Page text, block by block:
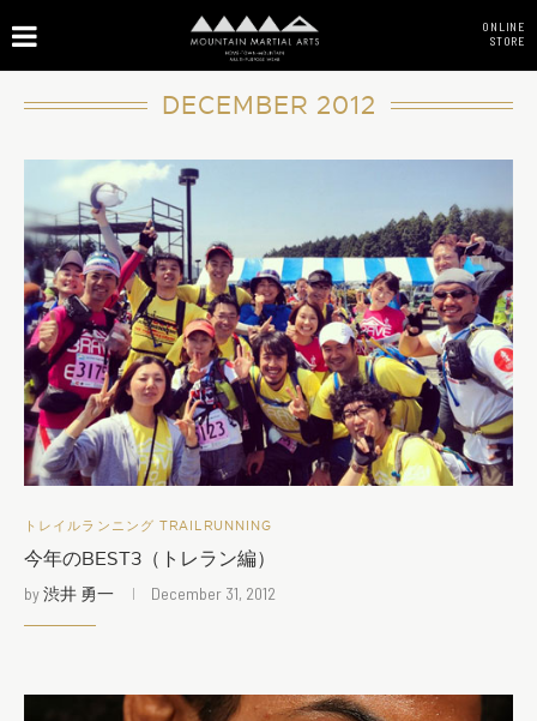
ONLINE
STORE
DECEMBER 2012
トレイルランニング TRAILRUNNING
今年のBEST3（トレラン編）
by渋井 勇一 December 31, 2012